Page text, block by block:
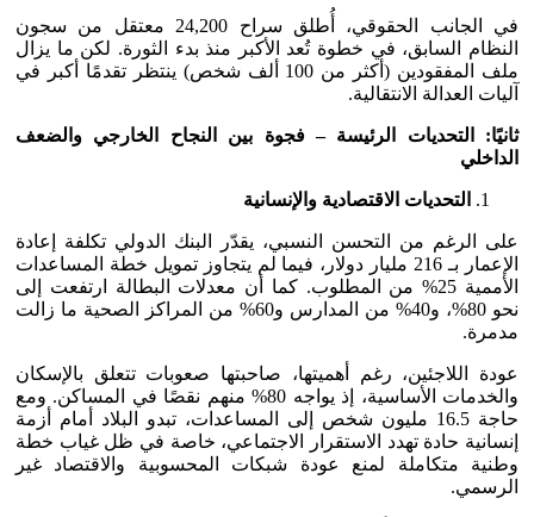
في الجانب الحقوقي، أُطلق سراح 24,200 معتقل من سجون
النظام السابق، في خطوة تُعد الأكبر منذ بدء الثورة. لكن ما يزال
ملف المفقودين (أكثر من 100 ألف شخص) ينتظر تقدمًا أكبر في
آليات العدالة الانتقالية.
ثانيًا: التحديات الرئيسة – فجوة بين النجاح الخارجي والضعف
الداخلي
التحديات الاقتصادية والإنسانية
على الرغم من التحسن النسبي، يقدّر البنك الدولي تكلفة إعادة
الإعمار بـ 216 مليار دولار، فيما لم يتجاوز تمويل خطة المساعدات
الأممية 25% من المطلوب. كما أن معدلات البطالة ارتفعت إلى
نحو 80%، و40% من المدارس و60% من المراكز الصحية ما زالت
مدمرة.
عودة اللاجئين، رغم أهميتها، صاحبتها صعوبات تتعلق بالإسكان
والخدمات الأساسية، إذ يواجه 80% منهم نقصًا في المساكن. ومع
حاجة 16.5 مليون شخص إلى المساعدات، تبدو البلاد أمام أزمة
إنسانية حادة تهدد الاستقرار الاجتماعي، خاصة في ظل غياب خطة
وطنية متكاملة لمنع عودة شبكات المحسوبية والاقتصاد غير
الرسمي.